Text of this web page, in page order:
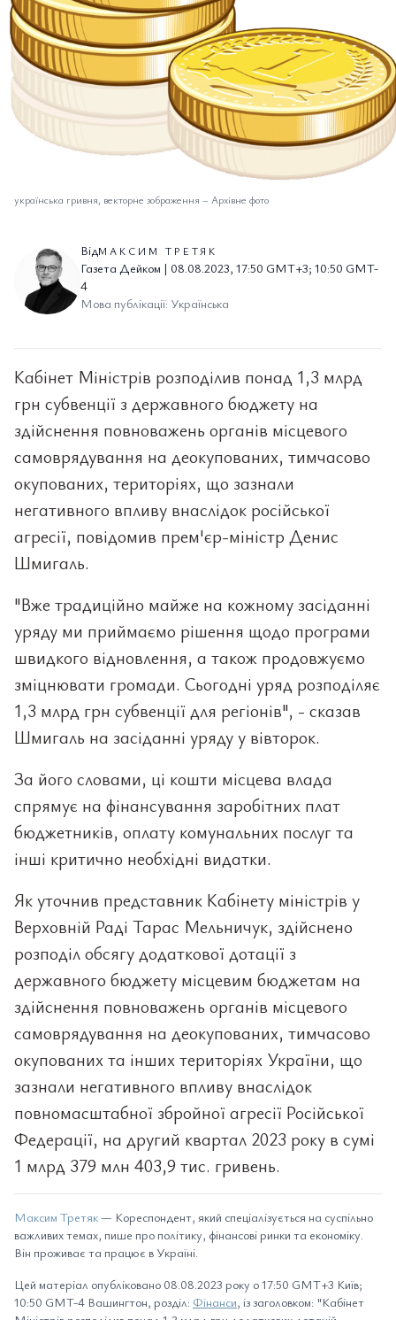
українська гривня, векторне зображення – Архівне фото
ВідМАКСИМ ТРЕТЯК
Газета Дейком | 08.08.2023, 17:50 GMT+3; 10:50 GMT-
4
Мова публікації: Українська
Кабінет Міністрів розподілив понад 1,3 млрд
грн субвенції з державного бюджету на
здійснення повноважень органів місцевого
самоврядування на деокупованих, тимчасово
окупованих, територіях, що зазнали
негативного впливу внаслідок російської
агресії, повідомив прем'єр-міністр Денис
Шмигаль.
"Вже традиційно майже на кожному засіданні
уряду ми приймаємо рішення щодо програми
швидкого відновлення, а також продовжуємо
зміцнювати громади. Сьогодні уряд розподіляє
1,3 млрд грн субвенції для регіонів", - сказав
Шмигаль на засіданні уряду у вівторок.
За його словами, ці кошти місцева влада
спрямує на фінансування заробітних плат
бюджетників, оплату комунальних послуг та
інші критично необхідні видатки.
Як уточнив представник Кабінету міністрів у
Верховній Раді Тарас Мельничук, здійснено
розподіл обсягу додаткової дотації з
державного бюджету місцевим бюджетам на
здійснення повноважень органів місцевого
самоврядування на деокупованих, тимчасово
окупованих та інших територіях України, що
зазнали негативного впливу внаслідок
повномасштабної збройної агресії Російської
Федерації, на другий квартал 2023 року в сумі
1 млрд 379 млн 403,9 тис. гривень.
Максим Третяк— Кореспондент, який спеціалізується на суспільно
важливих темах, пише про політику, фінансові ринки та економіку.
Він проживає та працює в Україні.
Цей матеріал опубліковано 08.08.2023 року о 17:50 GMT+3 Київ;
10:50 GMT-4 Вашингтон, розділ: Фінанси, із заголовком: "Кабінет